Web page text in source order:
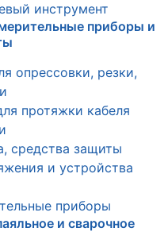
инструмент
приборы и
опрессовки, резки,
протяжки кабеля
средства защиты
и устройства
приборы
и сварочное